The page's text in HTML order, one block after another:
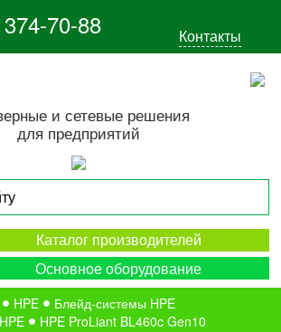
70-88 Контакты
и сетевые решения
для предприятий
Каталог производителей
Основное оборудование
HPE
Блейд-системы HPE
HPE ProLiant BL460c Gen10